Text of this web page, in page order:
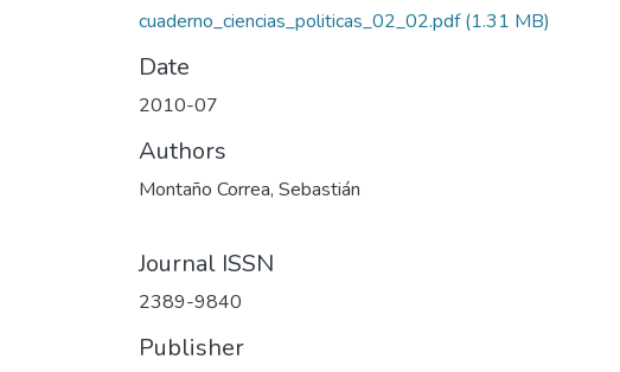
cuaderno_ciencias_politicas_02_02.pdf(1.31 MB)
Date
2010-07
Authors
Montaño Correa, Sebastián
Journal ISSN
2389-9840
Publisher